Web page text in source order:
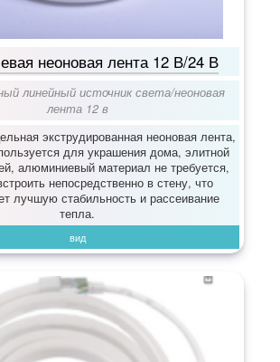
неоновая лента 12 В/24 В
линейный источник света/неоновая
лента 12 в
экструдированная неоновая лента,
для украшения дома, элитной
алюминиевый материал не требуется,
непосредственно в стену, что
лучшую стабильность и рассеивание
тепла.
вид